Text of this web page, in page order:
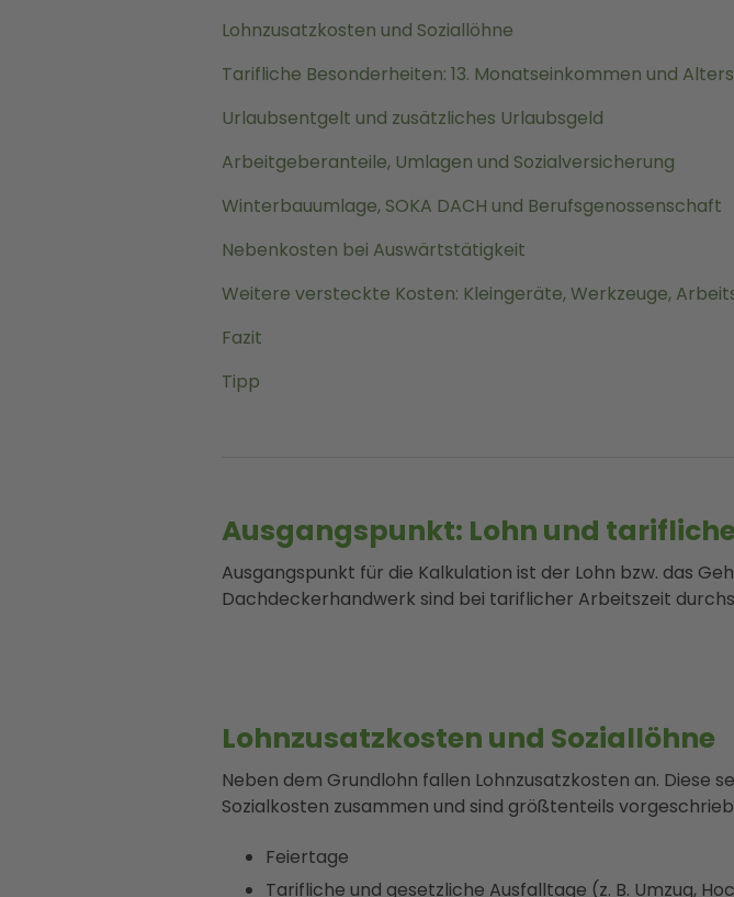
Lohnzusatzkosten und Soziallöhne
Tarifliche Besonderheiten: 13. Monatseinkommen und
Urlaubsentgelt und zusätzliches Urlaubsgeld
Arbeitgeberanteile, Umlagen und Sozialversicherung
Winterbauumlage, SOKA DACH und Berufsgenossenschaft
Nebenkosten bei Auswärtstätigkeit
Weitere versteckte Kosten: Kleingeräte, Werkzeuge,
Fazit
Tipp
Ausgangspunkt: Lohn und
Ausgangspunkt für die Kalkulation ist der Lohn bzw. das
Dachdeckerhandwerk sind bei tariflicher Arbeitszeit
Lohnzusatzkosten und Soziallöhne
Neben dem Grundlohn fallen Lohnzusatzkosten an. Diese
Sozialkosten zusammen und sind größtenteils
Feiertage
Tarifliche und gesetzliche Ausfalltage (z. B. Umzug,